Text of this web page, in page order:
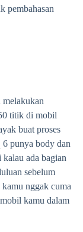
pembahasan
melakukan
titik di mobil
buat proses
punya body dan
ada bagian
sebelum
nggak cuma
kamu dalam